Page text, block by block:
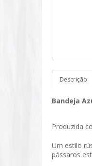
Descrição
Bandeja
Produzida
Um estilo
pássaros